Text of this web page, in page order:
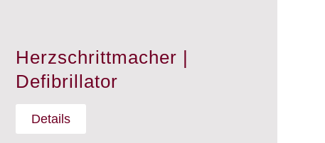
Herzschrittmacher |
Defibrillator
Details